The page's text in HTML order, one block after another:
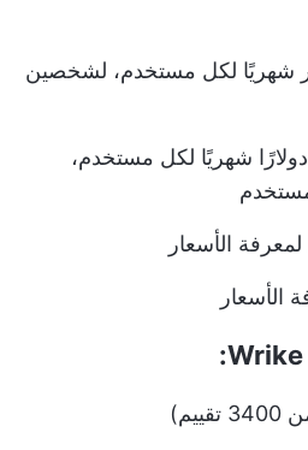
شهريًا لكل مستخدم، لشخصين
24.80 دولارًا شهريًا لكل مستخدم،
الأسعار
الأسعار